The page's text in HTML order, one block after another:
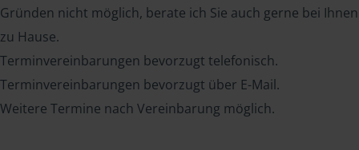
Gründen nicht möglich, berate ich Sie auch gerne bei Ihnen
zu Hause.
Terminvereinbarungen bevorzugt telefonisch.
Terminvereinbarungen bevorzugt über E-Mail.
Weitere Termine nach Vereinbarung möglich.